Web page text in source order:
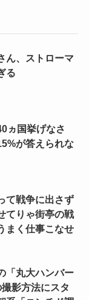
ん、ストローマ
る
ヵ国挙げなさ
が答えられな
て戦争に出さず
てりゃ街亭の戦
まく仕事こなせ
「丸大ハンバー
影方法にスタ